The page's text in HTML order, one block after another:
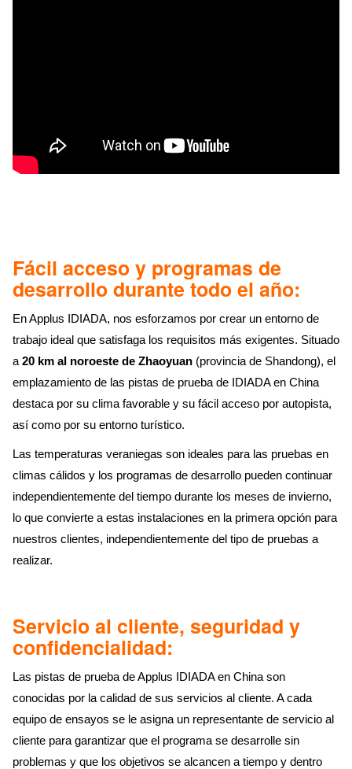
Fácil acceso y programas de
desarrollo durante todo el año:
En Applus IDIADA, nos esforzamos por crear un entorno de
trabajo ideal que satisfaga los requisitos más exigentes. Situado
a 20 km al noroeste de Zhaoyuan (provincia de Shandong), el
emplazamiento de las pistas de prueba de IDIADA en China
destaca por su clima favorable y su fácil acceso por autopista,
así como por su entorno turístico.
Las temperaturas veraniegas son ideales para las pruebas en
climas cálidos y los programas de desarrollo pueden continuar
independientemente del tiempo durante los meses de invierno,
lo que convierte a estas instalaciones en la primera opción para
nuestros clientes, independientemente del tipo de pruebas a
realizar.
Servicio al cliente, seguridad y
confidencialidad:
Las pistas de prueba de Applus IDIADA en China son
conocidas por la calidad de sus servicios al cliente. A cada
equipo de ensayos se le asigna un representante de servicio al
cliente para garantizar que el programa se desarrolle sin
problemas y que los objetivos se alcancen a tiempo y dentro